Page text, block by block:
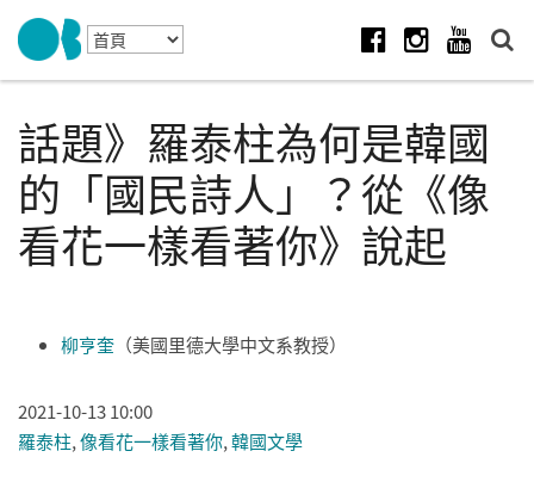
Skip to navigation
移至主內容
話題》羅泰柱為何是韓國
的「國民詩人」？從《像
看花一樣看著你》說起
柳亨奎 （美國里德大學中文系教授）
2021-10-13 10:00
羅泰柱,像看花一樣看著你,韓國文學